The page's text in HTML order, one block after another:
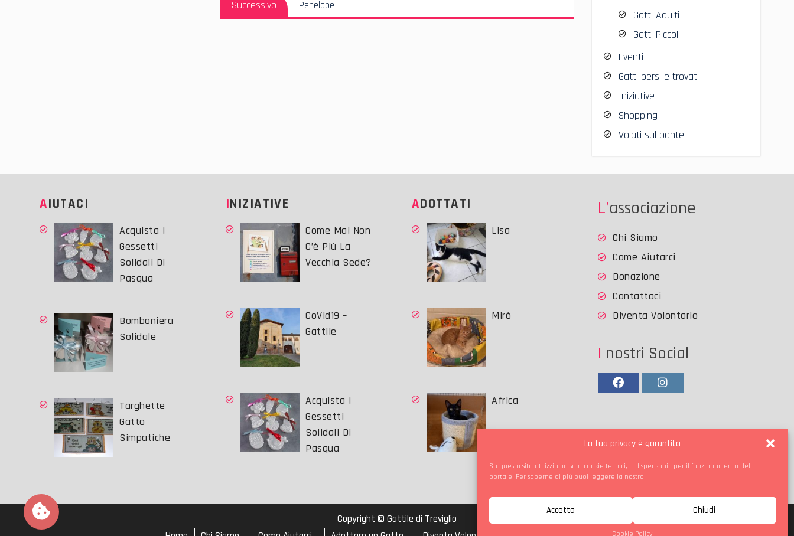
La tua privacy è garantita
Su questo sito utilizziamo solo cookie tecnici, indispensabili per il funzionamento del
portale. Per saperne di più puoi leggere la nostra
Accetta Chiudi
Cookie Policy
Successivo
Successivo:
Penelope
Gatti Adulti
Gatti Piccoli
Eventi
Gatti persi e trovati
Iniziative
Shopping
Volati sul ponte
AIUTACI
Acquista I
Gessetti
Solidali Di
Pasqua
Bomboniera
Solidale
Targhette
Gatto
Simpatiche
INIZIATIVE
Come Mai Non
C’è Più La
Vecchia Sede?
CoVid19 –
Gattile
Acquista I
Gessetti
Solidali Di
Pasqua
ADOTTATI
Lisa
Mirò
Africa
L’associazione
Chi Siamo
Come Aiutarci
Donazione
Contattaci
Diventa Volontario
I nostri Social
Copyright © Gattile di Treviglio